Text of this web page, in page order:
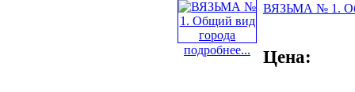
подробнее...
ВЯЗЬМА № 1.
Цена: